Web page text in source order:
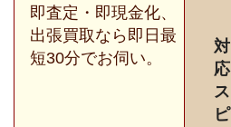
即査定・即現金化、
出張買取なら即日最
短30分でお伺い。
対
応
ス
ピ